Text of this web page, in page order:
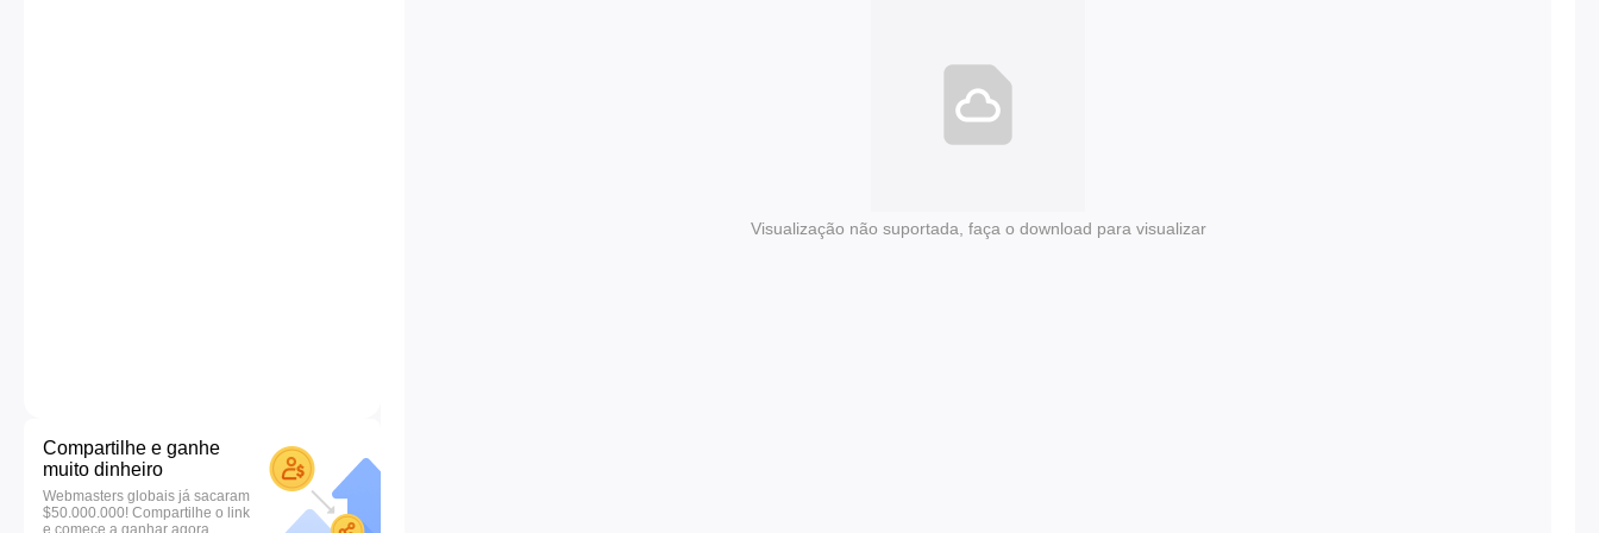
Compartilhe e ganhe
muito dinheiro
Webmasters globais já sacaram
$50.000.000! Compartilhe o link
e comece a ganhar agora.
Visualização não suportada, faça o download para visualizar